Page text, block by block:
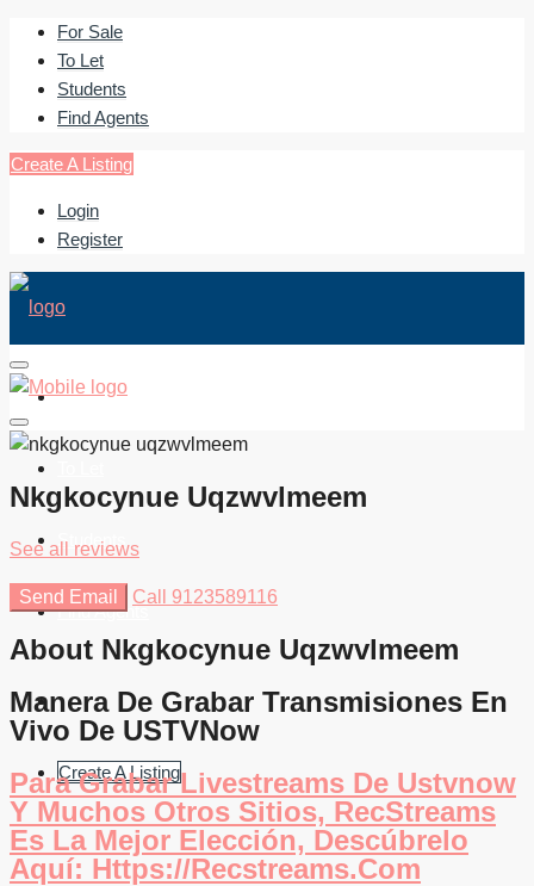
For Sale
To Let
Students
Find Agents
Create A Listing
Login
Register
For Sale
Students
Find Agents
Create A Listing
Nkgkocynue Uqzwvlmeem
See all reviews
Send Email Call 9123589116
About Nkgkocynue Uqzwvlmeem
Manera De Grabar Transmisiones En
Vivo De USTVNow
Para Grabar Livestreams De Ustvnow
Y Muchos Otros Sitios, RecStreams
Es La Mejor Elección, Descúbrelo
Aquí: Https://recstreams.com